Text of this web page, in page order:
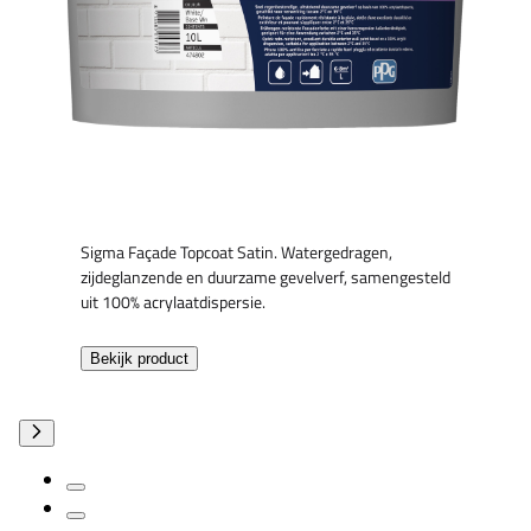
Sigma Façade Topcoat Satin. Watergedragen,
zijdeglanzende en duurzame gevelverf, samengesteld
uit 100% acrylaatdispersie.
Bekijk product